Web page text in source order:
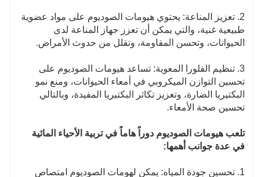
2. تعزيز المناعة: يحتوي هيومات الصوديوم على مواد عضوية
طبيعية غنية، والتي يمكن أن تعزز جهاز المناعة لدى
الحيوانات، وتحسن المقاومة، وتقلل من حدوث الأمراض.
3. تنظيم الفلورا المعوية: تساعد هيومات الصوديوم على
تحسين التوازن الميكروبي في أمعاء الحيوانات، ومنع نمو
البكتيريا الضارة، وتعزيز تكاثر البكتيريا المفيدة، وبالتالي
تحسين صحة الأمعاء.
تلعب هيومات الصوديوم دوراً هاماً في تربية الأحياء المائية
في عدة جوانب أهمها:
1. تحسين جودة المياه: يمكن لهومات الصوديوم امتصاص